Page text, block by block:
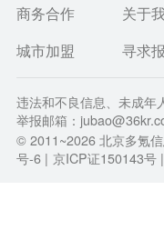
商务合作 关于
城市加盟
寻求
违法和不良信息、未成
举报邮箱：
© 2011~2026北京多氪
号-6 | 京ICP证150143号